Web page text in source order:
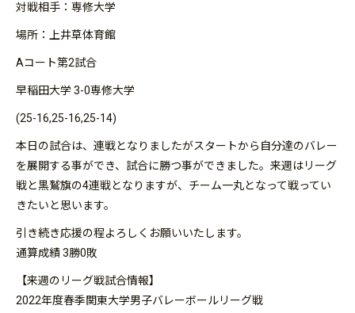
対戦相手：専修大学
場所：上井草体育館
Aコート第2試合
早稲田大学 3-0専修大学
(25-16,25-16,25-14)
本日の試合は、連戦となりましたがスタートから自分達のバレー
を展開する事ができ、試合に勝つ事ができました。来週はリーグ
戦と黒鷲旗の4連戦となりますが、チーム一丸となって戦ってい
きたいと思います。
引き続き応援の程よろしくお願いいたします。
通算成績 3勝0敗
【来週のリーグ戦試合情報】
2022年度春季関東大学男子バレーボールリーグ戦